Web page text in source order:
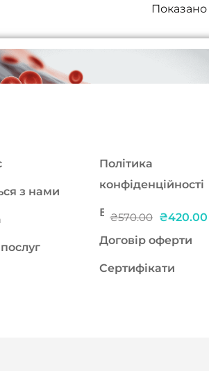
Показано
₴570.00 ₴420.00
записі: Діагностика
систем Резус та Кел в
з нами
Політика
конфіденційності
БПР
Договір оферти
Сертифікати